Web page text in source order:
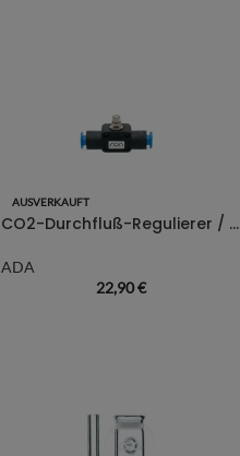
AUSVERKAUFT
CO2-Durchfluß-Regulierer / Speed Controller
ADA
22,90€